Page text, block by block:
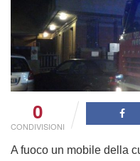
0
CONDIVISIONI
A fuoco un mobile della